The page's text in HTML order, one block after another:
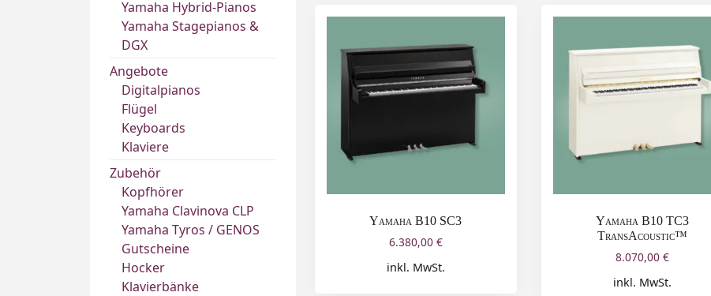
Yamaha B10 SC3
6.380,00 €
inkl. MwSt.
Yamaha B10 TC3
TransAcoustic™
8.070,00 €
inkl. MwSt.
Yamaha Hybrid-Pianos
Yamaha Stagepianos &
DGX
Angebote
Digitalpianos
Flügel
Keyboards
Klaviere
Zubehör
Kopfhörer
Yamaha Clavinova CLP
Yamaha Tyros / GENOS
Gutscheine
Hocker
Klavierbänke